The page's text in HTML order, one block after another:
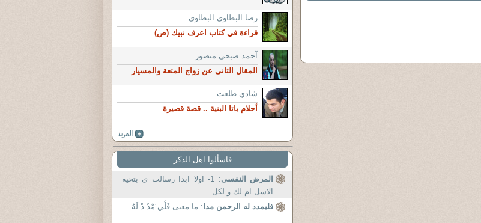
رضا البطاوى البطاوى
قراءة في كتاب اعرف نبيك (ص)
آحمد صبحي منصور
المقال الثانى عن زواج المتعة والمسيار
شادي طلعت
أحلام باتا البنية .. قصة قصيرة
فاسألوا اهل الذكر
المرض النفسى
: 1- اولا ابدا رسالت ى بتحيه
الاسل ام لك و لكل...
فليمدد له الرحمن مدا : ما معنى فَلْي َمْدُ دْ لَهُ...